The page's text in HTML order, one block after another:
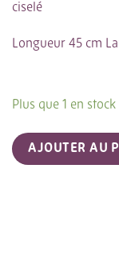
ciselé
Longueur 45 cm
Plus que 1 en stock
AJOUTER AU